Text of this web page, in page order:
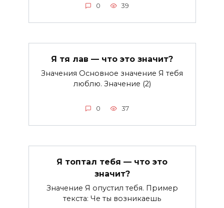
0 39
Я тя лав — что это значит?
Значения Основное значение Я тебя
люблю. Значение (2)
0 37
Я топтал тебя — что это
значит?
Значение Я опустил тебя. Пример
текста: Че ты возникаешь